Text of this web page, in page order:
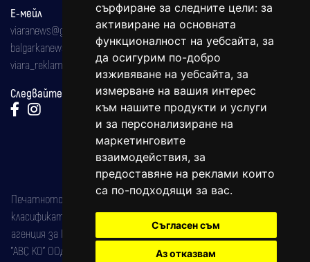
сърфиране за следните цели: за
активиране на основната
функционалност на уебсайта, за
да осигурим по-добро
изживяване на уебсайта, за
измерване на вашия интерес
към нашите продукти и услуги
и за персонализиране на
маркетинговите
взаимодействия, за
предоставяне на реклами които
са по-подходящи за вас.
Съгласен съм
Аз отказвам
Е-мейл
viaranews@gmail.com
balgarkanews@gmail.com
viara_reklama@mail.bg
Следвайте ни:
Печатното издание на вестника е регистрирано в националния
класификатор на печатните издания (Българска национална
агенция за ISSN) под номер: ISSN 1312-4722.
"АВС КО" ООД е притежател на марката: Вяра информационен